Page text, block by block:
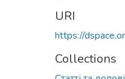
URI
https://
Collections